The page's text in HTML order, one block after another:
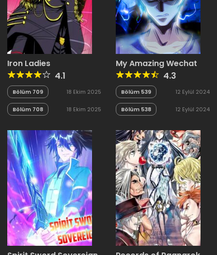
Iron Ladies
4.1
Bölüm 709 18 Ekim 2025
Bölüm 708 18 Ekim 2025
My Amazing Wechat
4.3
Bölüm 539 12 Eylül 2024
Bölüm 538 12 Eylül 2024